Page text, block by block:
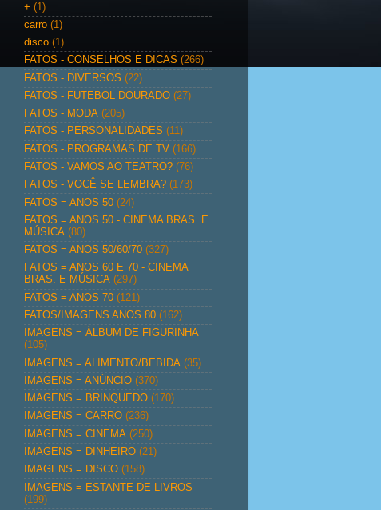
+ (1)
carro (1)
disco (1)
FATOS - CONSELHOS E DICAS (266)
FATOS - DIVERSOS (22)
FATOS - FUTEBOL DOURADO (27)
FATOS - MODA (205)
FATOS - PERSONALIDADES (11)
FATOS - PROGRAMAS DE TV (166)
FATOS - VAMOS AO TEATRO? (76)
FATOS - VOCÊ SE LEMBRA? (173)
FATOS = ANOS 50 (24)
FATOS = ANOS 50 - CINEMA BRAS. E
MÚSICA (80)
FATOS = ANOS 50/60/70 (327)
FATOS = ANOS 60 E 70 - CINEMA
BRAS. E MÚSICA (297)
FATOS = ANOS 70 (121)
FATOS/IMAGENS ANOS 80 (162)
IMAGENS = ÁLBUM DE FIGURINHA
(105)
IMAGENS = ALIMENTO/BEBIDA (35)
IMAGENS = ANÚNCIO (370)
IMAGENS = BRINQUEDO (170)
IMAGENS = CARRO (236)
IMAGENS = CINEMA (250)
IMAGENS = DINHEIRO (21)
IMAGENS = DISCO (158)
IMAGENS = ESTANTE DE LIVROS
(199)